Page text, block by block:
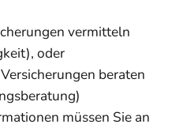
vermitteln
oder
beraten
müssen Sie an